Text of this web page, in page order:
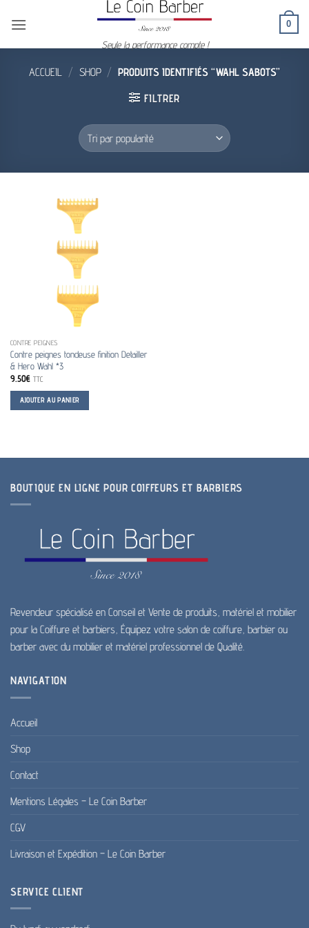
Seule la performance compte !
0
ACCUEIL / SHOP / PRODUITS IDENTIFIÉS “WAHL SABOTS”
FILTRER
CONTRE PEIGNES
Contre peignes tondeuse finition Detailler
& Hero Wahl *3
9.50€ TTC
AJOUTER AU PANIER
BOUTIQUE EN LIGNE POUR COIFFEURS ET BARBIERS
Revendeur spécialisé en Conseil et Vente de produits, matériel et mobilier
pour la Coiffure et barbiers, Équipez votre salon de coiffure, barbier ou
barber avec du mobilier et matériel professionnel de Qualité.
NAVIGATION
Accueil
Shop
Contact
Mentions Légales – Le Coin Barber
CGV
Livraison et Expédition – Le Coin Barber
SERVICE CLIENT